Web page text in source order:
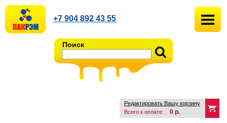
Поиск
+7 904 892 43 55
Редактировать Вашу корзину
Всего к оплате:
0 р.